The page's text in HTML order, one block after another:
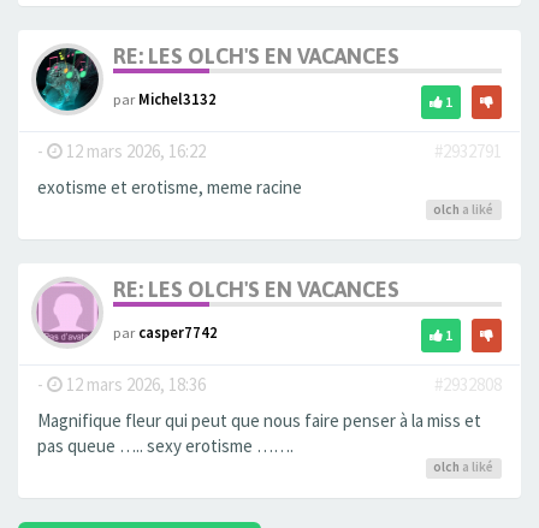
RE: LES OLCH'S EN VACANCES
parMichel3132 1
- 12 mars 2026, 16:22
#2932791
exotisme et erotisme, meme racine
olch a liké
RE: LES OLCH'S EN VACANCES
parcasper7742 1
- 12 mars 2026, 18:36
#2932808
Magnifique fleur qui peut que nous faire penser à la miss et
pas queue ….. sexy erotisme …….
olch a liké